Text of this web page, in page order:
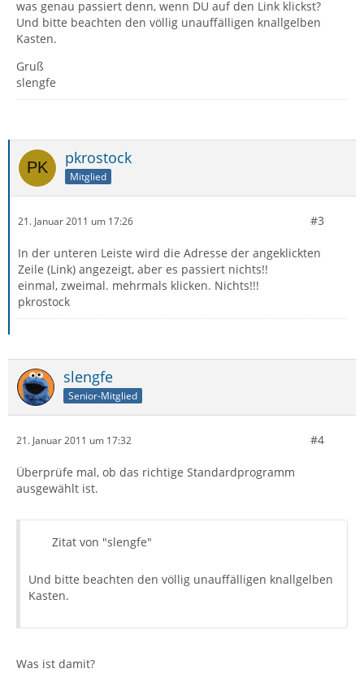
was genau passiert denn, wenn DU auf den Link klickst?
Und bitte beachten den völlig unauffälligen knallgelben
Kasten.
Gruß
slengfe
pkrostock
Mitglied
21. Januar 2011 um 17:26 #3
In der unteren Leiste wird die Adresse der angeklickten
Zeile (Link) angezeigt, aber es passiert nichts!!
einmal, zweimal. mehrmals klicken. Nichts!!!
pkrostock
slengfe
Senior-Mitglied
21. Januar 2011 um 17:32 #4
Überprüfe mal, ob das richtige Standardprogramm
ausgewählt ist.
Zitat von "slengfe"
Und bitte beachten den völlig unauffälligen knallgelben
Kasten.
Was ist damit?